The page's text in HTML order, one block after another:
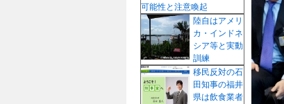
可能性と注意喚起
陸自はアメリ
カ・インドネ
シア等と実動
訓練
移民反対の石
田知事の福井
県は飲食業者